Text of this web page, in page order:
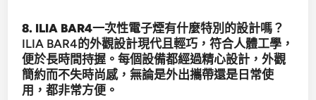
8. ILIA BAR4一次性電子煙有什麼特別的設計嗎？
ILIA BAR4的外觀設計現代且輕巧，符合人體工學，
便於長時間持握。每個設備都經過精心設計，外觀
簡約而不失時尚感，無論是外出攜帶還是日常使
用，都非常方便。